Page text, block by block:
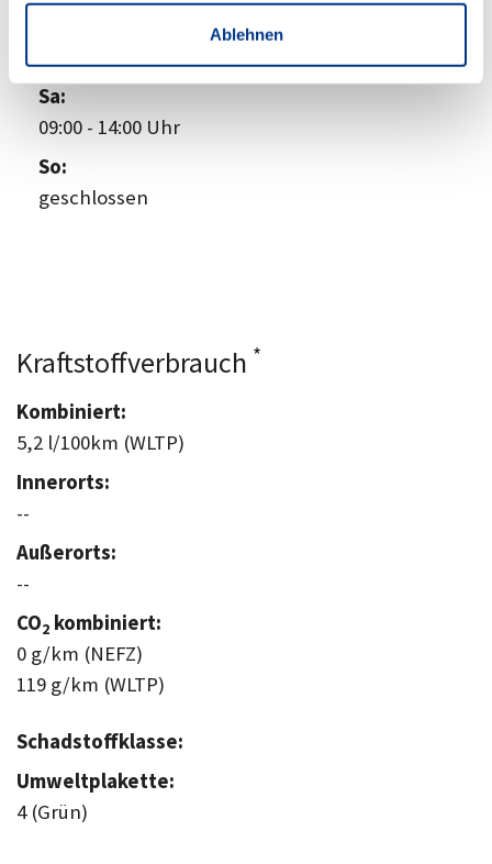
Ablehnen
Sa:
09:00 - 14:00 Uhr
So:
geschlossen
Kraftstoffverbrauch *
Kombiniert:
5,2 l/100km (WLTP)
Innerorts:
--
Außerorts:
--
CO2 kombiniert:
0 g/km (NEFZ)
119 g/km (WLTP)
Schadstoffklasse:
Umweltplakette:
4 (Grün)